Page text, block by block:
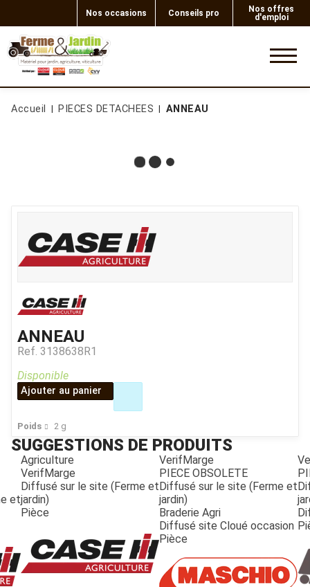
Nos occasions Conseils pro
Nos offres
d'emploi
Accueil PIECES DETACHEES ANNEAU
ANNEAU
Ref. 3138638R1
Poids 2 g
Disponible
Ajouter au panier
SUGGESTIONS DE PRODUITS
et
Agriculture
VerifMarge
Diffusé sur le site (Ferme et
jardin)
Pièce
VerifMarge
PIECE OBSOLETE
Diffusé sur le site (Ferme et
jardin)
Braderie Agri
Diffusé site Cloué occasion
Pièce